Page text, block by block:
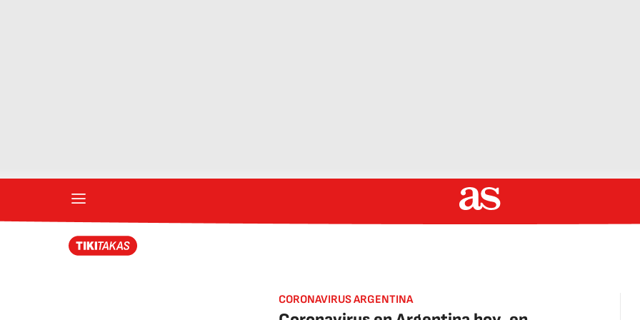
CORONAVIRUS ARGENTINA